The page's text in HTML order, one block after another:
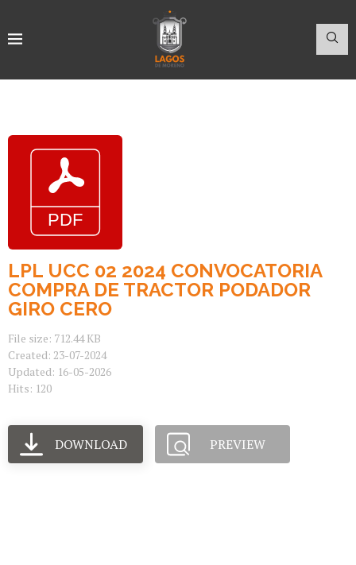
LPL UCC 02 2024 CONVOCATORIA
COMPRA DE TRACTOR PODADOR
GIRO CERO
File size: 712.44 KB
Created: 23-07-2024
Updated: 16-05-2026
Hits: 120
DOWNLOAD PREVIEW